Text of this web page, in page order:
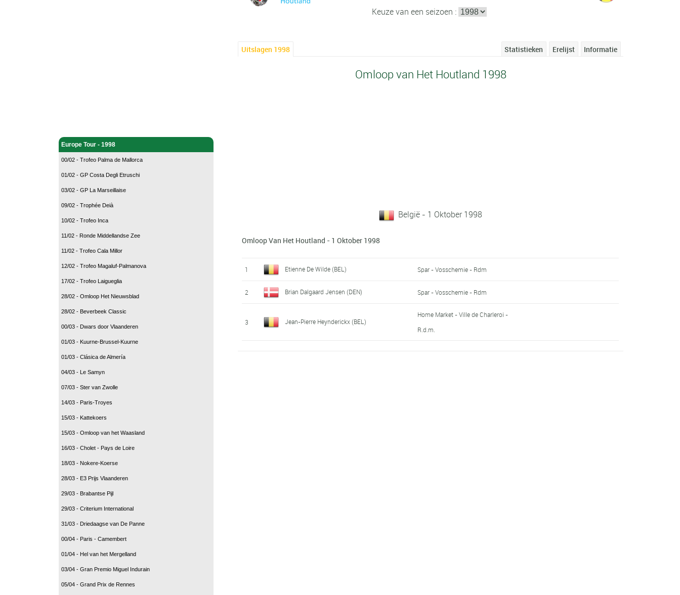
Europe Tour - 1998
00/02 - Trofeo Palma de Mallorca
01/02 - GP Costa Degli Etruschi
03/02 - GP La Marseillaise
09/02 - Trophée Deià
10/02 - Trofeo Inca
11/02 - Ronde Middellandse Zee
11/02 - Trofeo Cala Millor
12/02 - Trofeo Magaluf-Palmanova
17/02 - Trofeo Laigueglia
28/02 - Omloop Het Nieuwsblad
28/02 - Beverbeek Classic
00/03 - Dwars door Vlaanderen
01/03 - Kuurne-Brussel-Kuurne
01/03 - Clásica de Almería
04/03 - Le Samyn
07/03 - Ster van Zwolle
14/03 - Paris-Troyes
15/03 - Kattekoers
15/03 - Omloop van het Waasland
16/03 - Cholet - Pays de Loire
18/03 - Nokere-Koerse
28/03 - E3 Prijs Vlaanderen
29/03 - Brabantse Pijl
29/03 - Criterium International
31/03 - Driedaagse van De Panne
00/04 - Paris - Camembert
01/04 - Hel van het Mergelland
03/04 - Gran Premio Miguel Indurain
05/04 - Grand Prix de Rennes
Keuze van een seizoen :
Uitslagen 1998 Informatie
Erelijst
Statistieken
Omloop van Het Houtland 1998
België - 1 Oktober 1998
Omloop Van Het Houtland - 1 Oktober 1998
1 Etienne De Wilde (BEL) Spar - Vosschemie - Rdm
2 Brian Dalgaard Jensen (DEN) Spar - Vosschemie - Rdm
3 Jean-Pierre Heynderickx (BEL)
Home Market - Ville de Charleroi -
R.d.m.